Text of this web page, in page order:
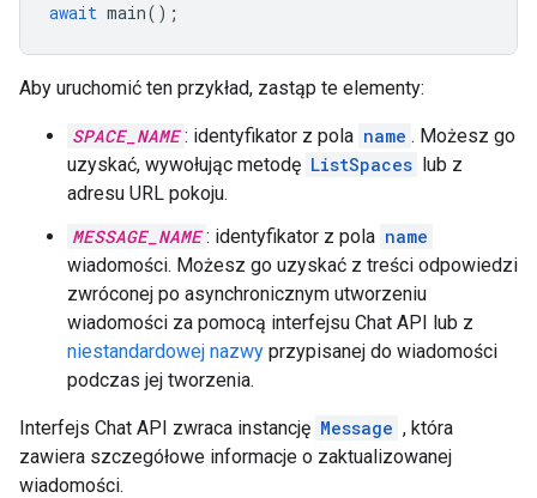
await main();
Aby uruchomić ten przykład, zastąp te elementy:
SPACE_NAME : identyfikator z pola name . Możesz go
uzyskać, wywołując metodę ListSpaces lub z
adresu URL pokoju.
MESSAGE_NAME : identyfikator z pola name
wiadomości. Możesz go uzyskać z treści odpowiedzi
zwróconej po asynchronicznym utworzeniu
wiadomości za pomocą interfejsu Chat API lub z
niestandardowej nazwy przypisanej do wiadomości
podczas jej tworzenia.
Interfejs Chat API zwraca instancję Message , która
zawiera szczegółowe informacje o zaktualizowanej
wiadomości.